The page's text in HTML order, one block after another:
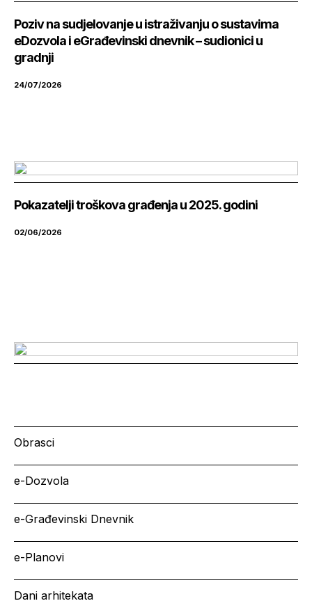
Poziv na sudjelovanje u istraživanju o sustavima
eDozvola i eGrađevinski dnevnik – sudionici u
gradnji
24/07/2026
Pokazatelji troškova građenja u 2025. godini
02/06/2026
Obrasci
e-Dozvola
e-Građevinski Dnevnik
e-Planovi
Dani arhitekata